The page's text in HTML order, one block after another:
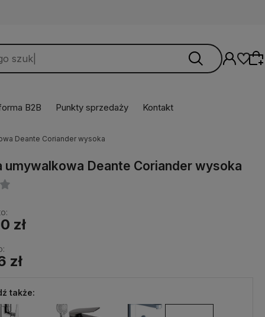
oferty lub zaloguj się, aby przywrócić dodane
produkty do listy z poprzedniej sesji.
B2B Punkty sprzedaży Kontakt
Deante Coriander wysoka
umywalkowa Deante Coriander wysoka
zł
zł
także: